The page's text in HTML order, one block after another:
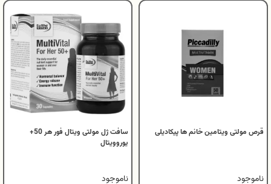
قرص مولتی ویتامین خانم ها پیکادیلی
ناموجود
سافت ژل مولتی‌ ویتال فور هر 50+
یوروویتال
ناموجود